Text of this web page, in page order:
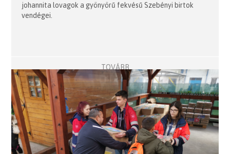
johannita lovagok a gyönyörű fekvésű Szebényi birtok
vendégei.
TOVÁBB